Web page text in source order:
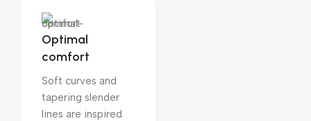
Optimal
comfort
Soft curves and
tapering slender
lines are inspired